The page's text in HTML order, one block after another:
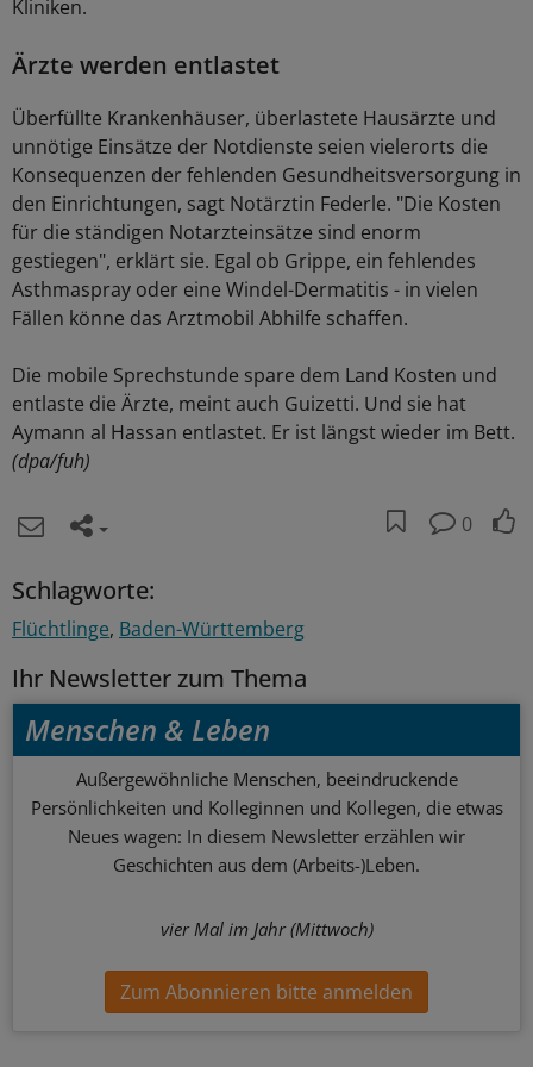
Kliniken.
Ärzte werden entlastet
Überfüllte Krankenhäuser, überlastete Hausärzte und
unnötige Einsätze der Notdienste seien vielerorts die
Konsequenzen der fehlenden Gesundheitsversorgung in
den Einrichtungen, sagt Notärztin Federle. "Die Kosten
für die ständigen Notarzteinsätze sind enorm
gestiegen", erklärt sie. Egal ob Grippe, ein fehlendes
Asthmaspray oder eine Windel-Dermatitis - in vielen
Fällen könne das Arztmobil Abhilfe schaffen.
Die mobile Sprechstunde spare dem Land Kosten und
entlaste die Ärzte, meint auch Guizetti. Und sie hat
Aymann al Hassan entlastet. Er ist längst wieder im Bett.
(dpa/fuh)
0
Schlagworte:
Flüchtlinge Baden-Württemberg
Ihr Newsletter zum Thema
Menschen & Leben
Außergewöhnliche Menschen, beeindruckende
Persönlichkeiten und Kolleginnen und Kollegen, die etwas
Neues wagen: In diesem Newsletter erzählen wir
Geschichten aus dem (Arbeits-)Leben.
vier Mal im Jahr (Mittwoch)
Zum Abonnieren bitte anmelden